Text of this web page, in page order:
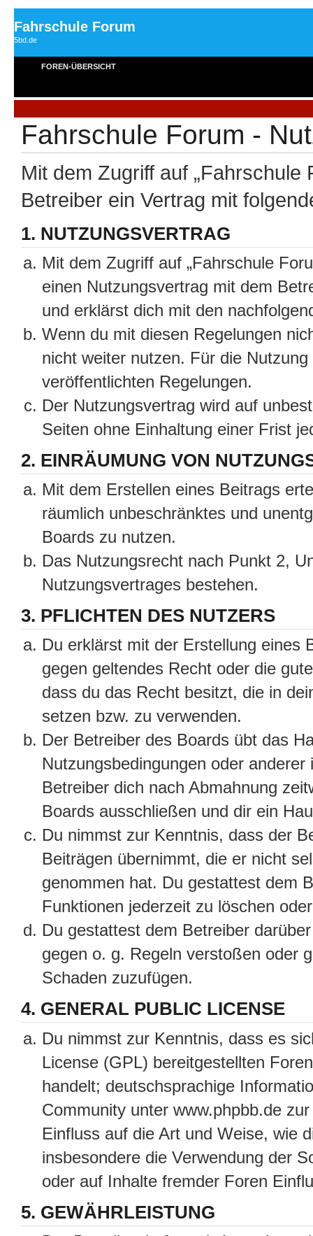
Fahrschule Forum
5bd.de
FOREN-ÜBERSICHT
Fahrschule Forum -
Mit dem Zugriff auf
Betreiber ein Vertrag mit
1. NUTZUNGSVERTRAG
Mit dem Zugriff auf „Fahrschule
einen Nutzungsvertrag mit dem
und erklärst dich mit den
Wenn du mit diesen Regelungen
nicht weiter nutzen. Für die
veröffentlichten Regelungen.
Der Nutzungsvertrag wird auf
Seiten ohne Einhaltung einer Frist
2. EINRÄUMUNG VON
Mit dem Erstellen eines Beitrags
räumlich unbeschränktes und
Boards zu nutzen.
Das Nutzungsrecht nach Punkt 2,
Nutzungsvertrages bestehen.
3. PFLICHTEN DES NUTZERS
Du erklärst mit der Erstellung eines
gegen geltendes Recht oder die
dass du das Recht besitzt, die in
setzen bzw. zu verwenden.
Der Betreiber des Boards übt das
Nutzungsbedingungen oder
Betreiber dich nach Abmahnung
Boards ausschließen und dir ein
Du nimmst zur Kenntnis, dass der
Beiträgen übernimmt, die er nicht
genommen hat. Du gestattest dem
Funktionen jederzeit zu löschen
Du gestattest dem Betreiber
gegen o. g. Regeln verstoßen oder
Schaden zuzufügen.
4. GENERAL PUBLIC LICENSE
Du nimmst zur Kenntnis, dass es
License (GPL) bereitgestellten
handelt; deutschsprachige
Community unter www.phpbb.de
Einfluss auf die Art und Weise, wie
insbesondere die Verwendung der
oder auf Inhalte fremder Foren
5. GEWÄHRLEISTUNG